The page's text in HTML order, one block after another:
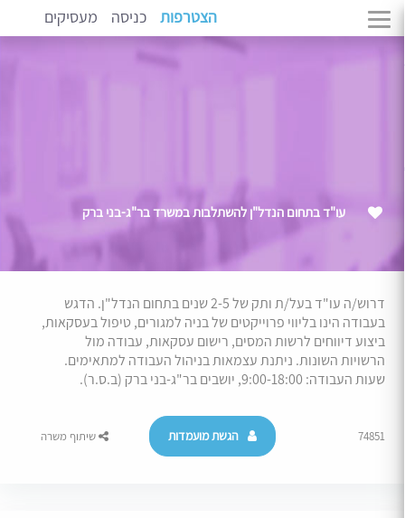
הצטרפות כניסה מעסיקים
עו"ד בתחום הנדל"ן להשתלבות במשרד בר"ג-בני ברק
דרוש/ה עו"ד בעל/ת ותק של 2-5 שנים בתחום הנדל"ן. הדגש
בעבודה הינו בליווי פרוייקטים של בניה למגורים, טיפול בעסקאות,
ביצוע דיווחים לרשות המסים, רישום עסקאות, עבודה מול
הרשויות השונות. ניתנת עצמאות בניהול העבודה למתאימים.
שעות העבודה: 9:00-18:00, יושבים בר"ג-בני ברק (ב.ס.ר).
74851 הגשת מועמדות שיתוף משרה